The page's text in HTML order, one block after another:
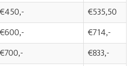
€450,-
€535,50
€600,-
€714,-
€700,-
€833,-